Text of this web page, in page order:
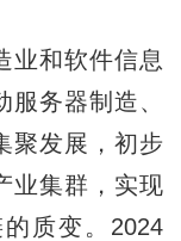
和软件信息
务器制造、
聚发展，初步
业集群，实现
质变。2024